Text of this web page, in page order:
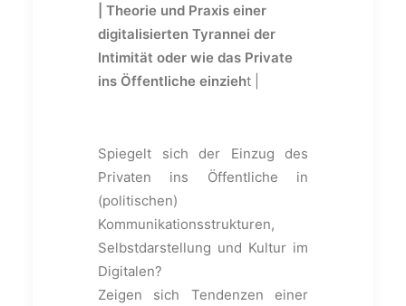
| Theorie und Praxis einer
digitalisierten Tyrannei der
Intimität oder wie das Private
ins Öffentliche einzieht |
Spiegelt sich der Einzug des
Privaten ins Öffentliche in
(politischen)
Kommunikationsstrukturen,
Selbstdarstellung und Kultur im
Digitalen?
Zeigen sich Tendenzen einer